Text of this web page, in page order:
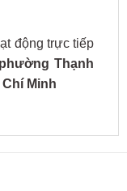
động trực tiếp
Thạnh
Minh